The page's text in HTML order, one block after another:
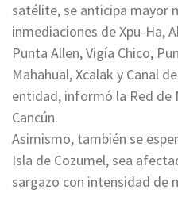
satélite, se anticipa mayor
inmediaciones de Xpu-Ha,
Punta Allen, Vigía Chico,
Mahahual, Xcalak y Canal
entidad, informó la Red de
Cancún.
Asimismo, también se
Isla de Cozumel, sea
sargazo con intensidad de